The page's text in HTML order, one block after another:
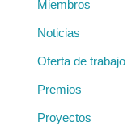
Miembros
Noticias
Oferta de trabajo
Premios
Proyectos